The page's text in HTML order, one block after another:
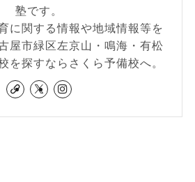
塾です。
に関する情報や地域情報等を
屋市緑区左京山・鳴海・有松
を探すならさくら予備校へ。